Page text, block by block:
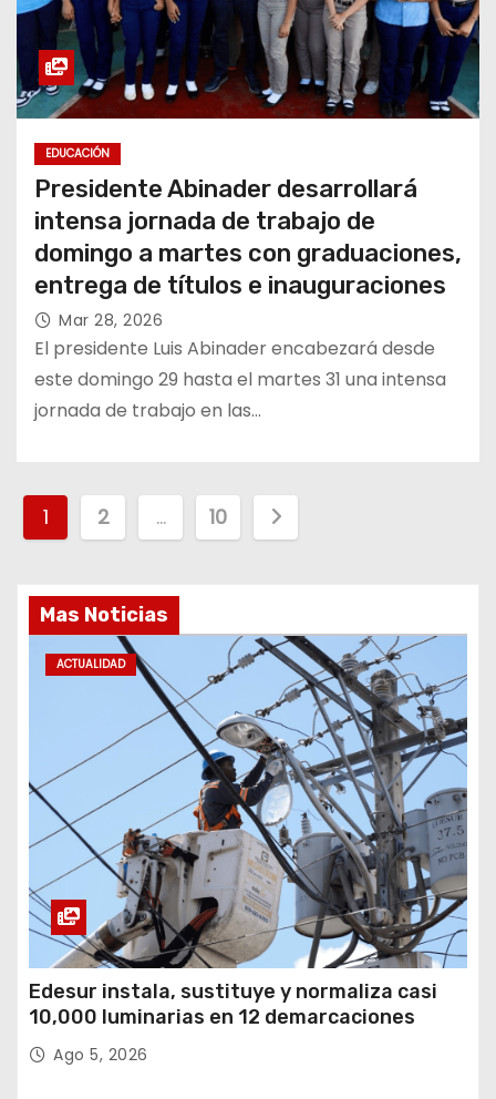
EDUCACIÓN
Presidente Abinader desarrollará
intensa jornada de trabajo de
domingo a martes con graduaciones,
entrega de títulos e inauguraciones
Mar 28, 2026
El presidente Luis Abinader encabezará desde
este domingo 29 hasta el martes 31 una intensa
jornada de trabajo en las…
g
c
ó
n
d
e
e
1 2 … 10
Mas Noticias
ACTUALIDAD
Edesur instala, sustituye y normaliza casi
10,000 luminarias en 12 demarcaciones
Ago 5, 2026